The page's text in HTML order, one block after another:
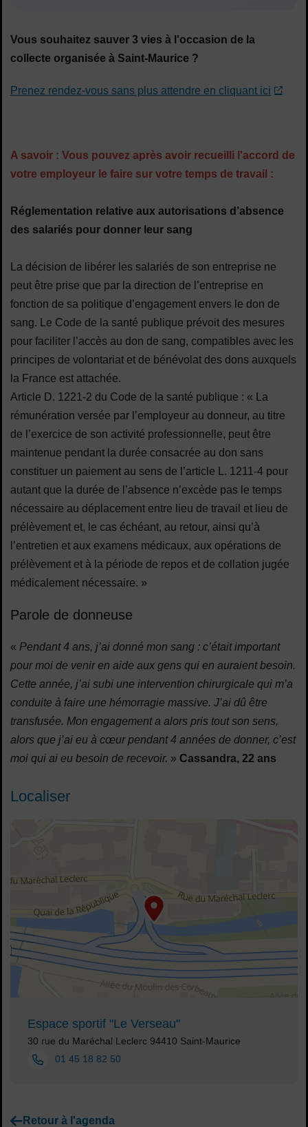
Vous souhaitez sauver 3 vies à l'occasion de la
collecte organisée à Saint-Maurice ?
Prenez rendez-vous sans plus attendre en cliquant ici
A savoir : Vous pouvez après avoir recueilli l'accord de
votre employeur le faire sur votre temps de travail :
Réglementation relative aux autorisations d’absence
des salariés pour donner leur sang
La décision de libérer les salariés de son entreprise ne
peut être prise que par la direction de l’entreprise en
fonction de sa politique d’engagement envers le don de
sang. Le Code de la santé publique prévoit des mesures
pour faciliter l’accès au don de sang, compatibles avec les
principes de volontariat et de bénévolat des dons auxquels
la France est attachée.
Article D. 1221-2 du Code de la santé publique : « La
rémunération versée par l’employeur au donneur, au titre
de l’exercice de son activité professionnelle, peut être
maintenue pendant la durée consacrée au don sans
constituer un paiement au sens de l’article L. 1211-4 pour
autant que la durée de l’absence n’excède pas le temps
nécessaire au déplacement entre lieu de travail et lieu de
prélèvement et, le cas échéant, au retour, ainsi qu’à
l’entretien et aux examens médicaux, aux opérations de
prélèvement et à la période de repos et de collation jugée
médicalement nécessaire. »
Parole de donneuse
« Pendant 4 ans, j’ai donné mon sang : c’était important
pour moi de venir en aide aux gens qui en auraient besoin.
Cette année, j’ai subi une intervention chirurgicale qui m’a
conduite à faire une hémorragie massive. J’ai dû être
transfusée. Mon engagement a alors pris tout son sens,
alors que j’ai eu à cœur pendant 4 années de donner, c’est
moi qui ai eu besoin de recevoir. » Cassandra, 22 ans
Localiser
48.817802,2.42471
Voir plan
Espace sportif "Le Verseau"
Adresse :
30 rue du Maréchal Leclerc 94410 Saint-Maurice
Tél. :
01 45 18 82 50
Retour à l'agenda